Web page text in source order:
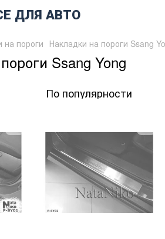
ДЛЯ АВТО
на пороги Накладки на пороги Ssang
Ssang Yong
По популярности